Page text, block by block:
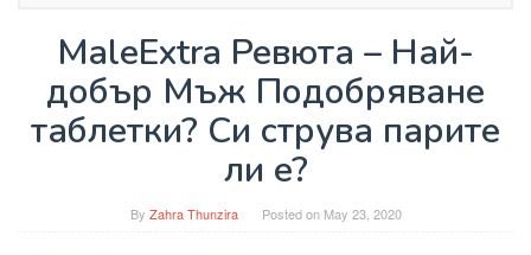
MaleExtra Ревюта – Най-
добър Мъж Подобряване
таблетки? Си струва парите
ли е?
By Zahra Thunzira Posted on May 23, 2020